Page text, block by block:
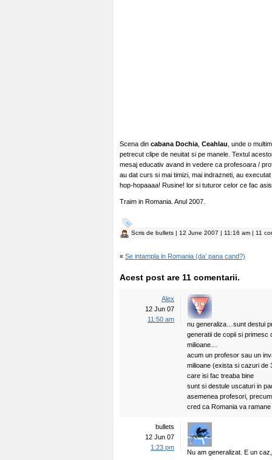
Scena din cabana Dochia Ceahlau , unde o
petrecut clipe de neuitat si pe manele. Textul
mesaj educativ avand in vedere ca profesoara /
au dat curs si mai timizi, mai indrazneti, au
hop-hopaaaa! Rusine! lor si tuturor celor ce fac
Traim in Romania. Anul 2007.
Scris de bullets | 12 June 2007 | 11:16 am | 11
« Se intampla in Romania (da’ pana cand?)
Acest post are 11 comentarii.
Alex
12 Jun 07
11:50 am
nu generaliza…sunt destui
generatii de copii si primesc
milioane…
acum un profesor sau un
milioane (exista si cazuri de
care isi fac treaba bine
sunt si destule uscaturi in
asemenea profesori,
cred ca Romania va
bullets
12 Jun 07
1:23 pm
Nu am generalizat. E un